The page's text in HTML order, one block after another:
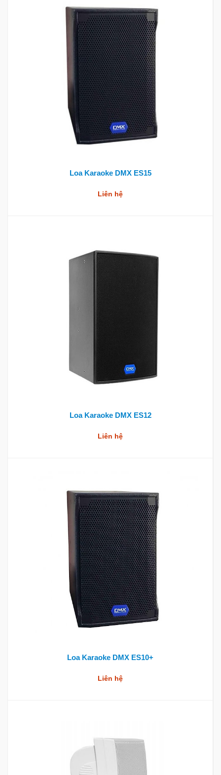
Loa Karaoke DMX ES15
Liên hệ
Loa Karaoke DMX ES12
Liên hệ
Loa Karaoke DMX ES10+
Liên hệ